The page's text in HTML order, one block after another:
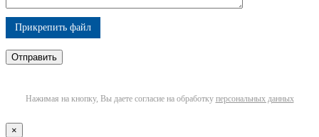
Прикрепить файл
Нажимая на кнопку, Вы даете согласие на обработку персональных данных
×